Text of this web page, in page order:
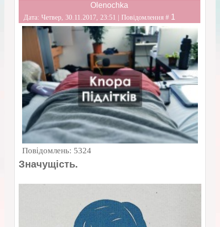
Olenochka
Дата: Четвер, 30.11.2017, 23:51 | Повідомлення # 1
Повідомлень: 5324
Значущість.